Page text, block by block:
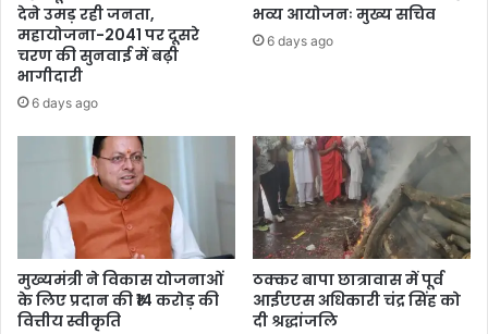
देने उमड़ रही जनता,
महायोजना-2041 पर दूसरे
चरण की सुनवाई में बढ़ी
भागीदारी
6 days ago
भव्य आयोजनः मुख्य सचिव
6 days ago
मुख्यमंत्री ने विकास योजनाओं
के लिए प्रदान की ₹14 करोड़ की
वित्तीय स्वीकृति
ठक्कर बापा छात्रावास में पूर्व
आईएएस अधिकारी चंद्र सिंह को
दी श्रद्धांजलि